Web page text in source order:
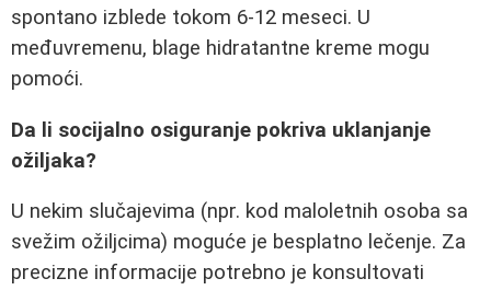
spontano izblede tokom 6-12 meseci. U
međuvremenu, blage hidratantne kreme mogu
pomoći.
Da li socijalno osiguranje pokriva uklanjanje
ožiljaka?
U nekim slučajevima (npr. kod maloletnih osoba sa
svežim ožiljcima) moguće je besplatno lečenje. Za
precizne informacije potrebno je konsultovati